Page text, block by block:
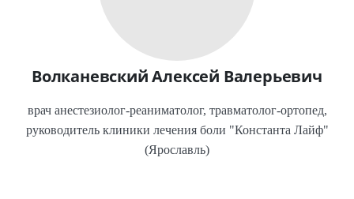
Волканевский Алексей Валерьевич
врач анестезиолог-реаниматолог, травматолог-ортопед,
руководитель клиники лечения боли "Константа Лайф"
(Ярославль)